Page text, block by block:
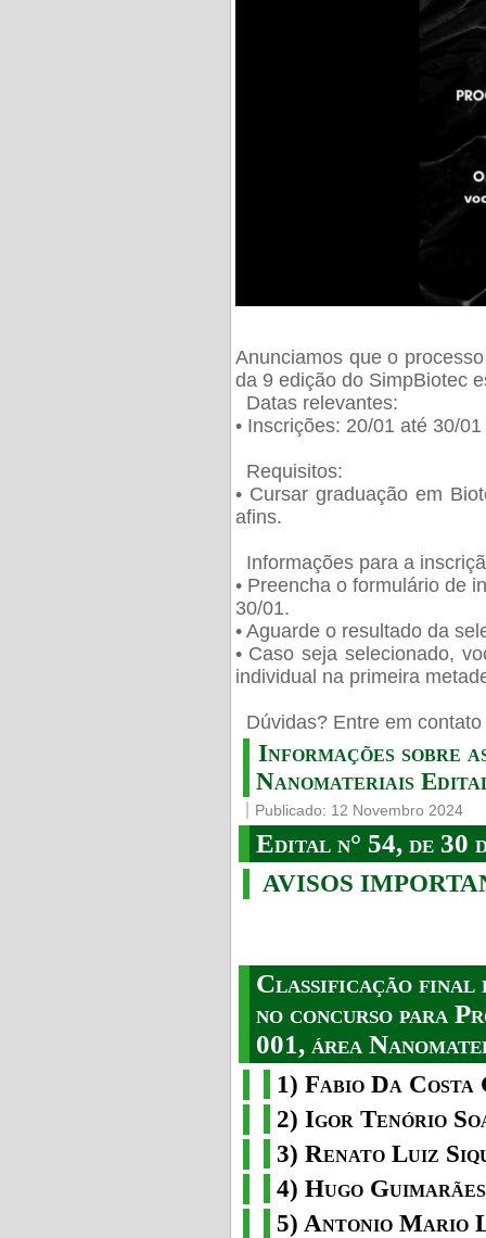
Anunciamos que o
da 9 edição do SimpBiotec
Datas relevantes:
• Inscrições: 20/01 até 30/01
Requisitos:
• Cursar graduação em
afins.
Informações para a
• Preencha o formulário de
30/01.
• Aguarde o resultado da
• Caso seja selecionado,
individual na primeira
Dúvidas? Entre em
Informações sobre
Nanomateriais
Publicado: 12 Novembro 2024
Edital n° 54, de 30
AVISOS
Classificação final
no concurso para
001, área
1) Fabio Da
2) Igor Tenório
3) Renato Luiz
4) Hugo
5) Antonio Mario